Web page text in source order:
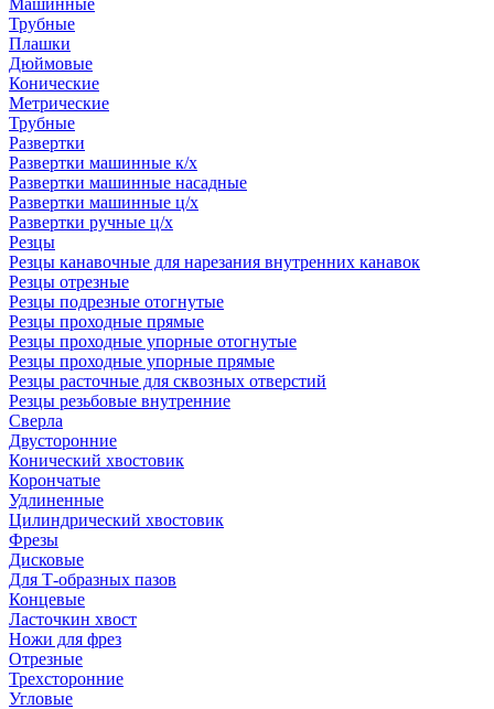
Машинные
Трубные
Плашки
Дюймовые
Конические
Метрические
Трубные
Развертки
Развертки машинные к/х
Развертки машинные насадные
Развертки машинные ц/х
Развертки ручные ц/х
Резцы
Резцы канавочные для нарезания внутренних канавок
Резцы отрезные
Резцы подрезные отогнутые
Резцы проходные прямые
Резцы проходные упорные отогнутые
Резцы проходные упорные прямые
Резцы расточные для сквозных отверстий
Резцы резьбовые внутренние
Сверла
Двусторонние
Конический хвостовик
Корончатые
Удлиненные
Цилиндрический хвостовик
Фрезы
Дисковые
Для Т-образных пазов
Концевые
Ласточкин хвост
Ножи для фрез
Отрезные
Трехсторонние
Угловые